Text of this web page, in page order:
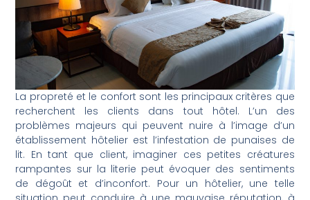
La propreté et le confort sont les principaux critères que
recherchent les clients dans tout hôtel. L’un des
problèmes majeurs qui peuvent nuire à l’image d’un
établissement hôtelier est l’infestation de punaises de
lit. En tant que client, imaginer ces petites créatures
rampantes sur la literie peut évoquer des sentiments
de dégoût et d’inconfort. Pour un hôtelier, une telle